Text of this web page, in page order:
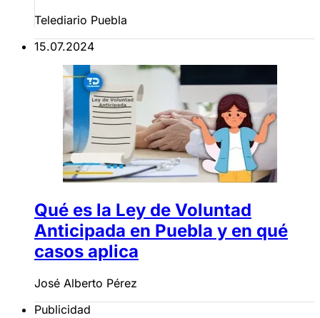
Telediario Puebla
15.07.2024
Qué es la Ley de Voluntad
Anticipada en Puebla y en qué
casos aplica
José Alberto Pérez
Publicidad